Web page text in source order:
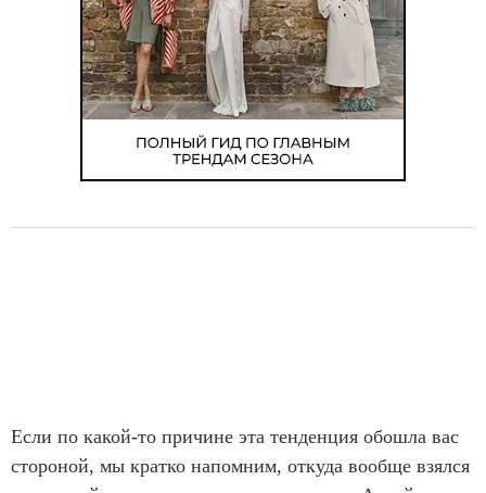
Если по какой-то причине эта тенденция обошла вас
стороной, мы кратко напомним, откуда вообще взялся